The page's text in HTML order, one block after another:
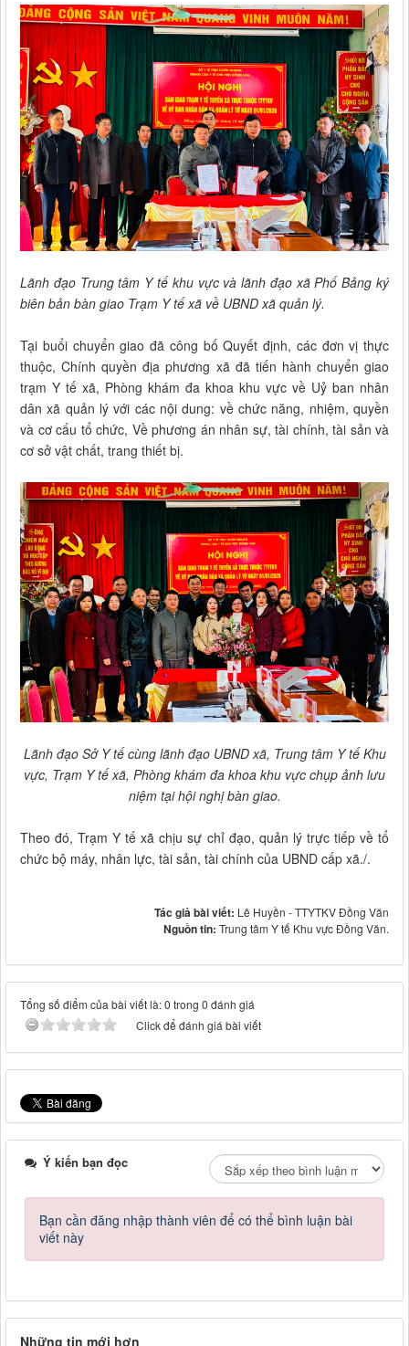
Lãnh đạo Trung tâm Y tế khu vực và lãnh đạo xã Phố Bảng ký
biên bản bàn giao Trạm Y tế xã về UBND xã quản lý.
Tại buổi chuyển giao đã công bố Quyết định, các đơn vị thực
thuộc, Chính quyền địa phương xã đã tiến hành chuyển giao
trạm Y tế xã, Phòng khám đa khoa khu vực về Uỷ ban nhân
dân xã quản lý với các nội dung: về chức năng, nhiệm, quyền
và cơ cấu tổ chức, Về phương án nhân sự, tài chính, tài sản và
cơ sở vật chất, trang thiết bị.
Lãnh đạo Sở Y tế cùng lãnh đạo UBND xã, Trung tâm Y tế Khu
vực, Trạm Y tế xã, Phòng khám đa khoa khu vực chụp ảnh lưu
niệm tại hội nghị bàn giao.
Theo đó, Trạm Y tế xã chịu sự chỉ đạo, quản lý trực tiếp về tổ
chức bộ máy, nhân lực, tài sản, tài chính của UBND cấp xã./.
Tác giả bài viết: Lê Huyền - TTYTKV Đồng Văn
Nguồn tin: Trung tâm Y tế Khu vực Đồng Văn.
Tổng số điểm của bài viết là: 0 trong 0 đánh giá
Click để đánh giá bài viết
Ý kiến bạn đọc
Bạn cần đăng nhập thành viên để có thể bình luận bài
viết này
Những tin mới hơn